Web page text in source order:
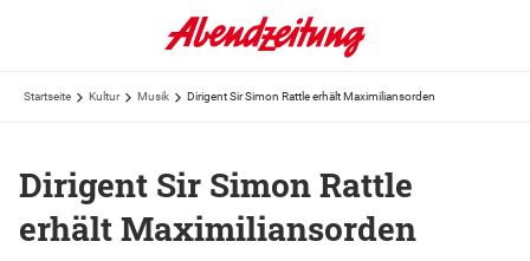
Startseite Kultur Musik Dirigent Sir Simon Rattle erhält Maximiliansorden
Dirigent Sir Simon Rattle
erhält Maximiliansorden